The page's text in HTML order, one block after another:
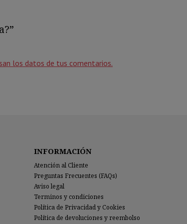
los datos de tus comentarios.
INFORMACIÓN
Atención al Cliente
Preguntas Frecuentes (FAQs)
Aviso legal
Terminos y condiciones
Política de Privacidad y Cookies
Política de devoluciones y reembolso